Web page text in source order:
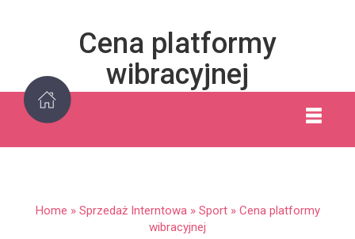
Cena platformy
wibracyjnej
Home » Sprzedaż Interntowa» Sport» Cena platformy
wibracyjnej